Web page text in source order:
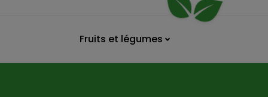
Fruits et légumes